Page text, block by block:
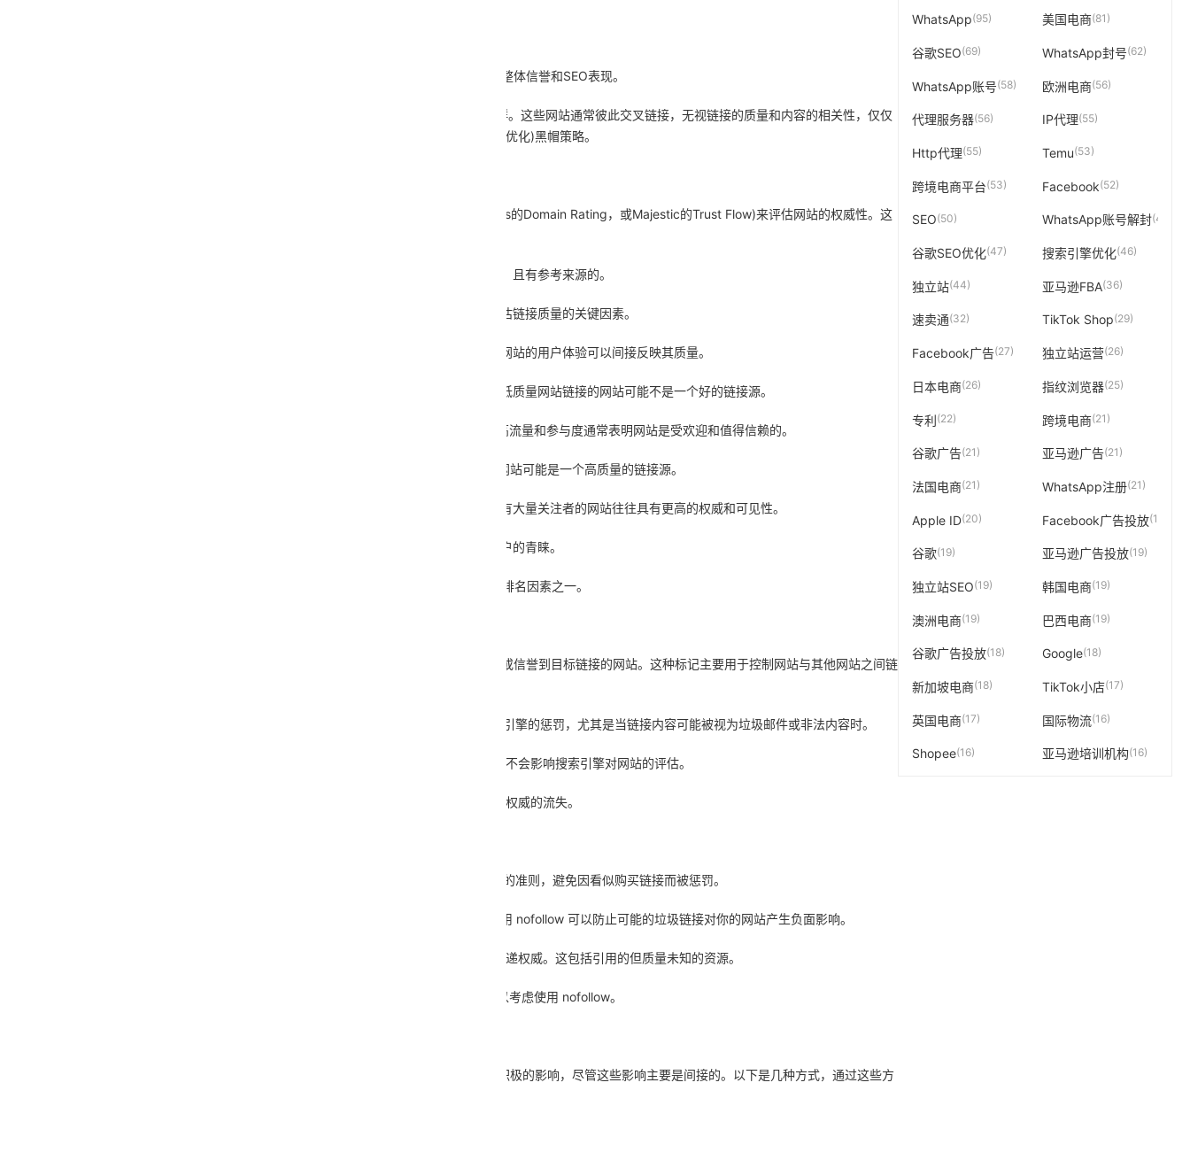
网站如果有过多的出站链接，可能会被搜索引擎视为链接农场的一部分，这会影响网站的整体信誉和SEO表现。
指那些存在主要目的是增加网站反向链接数量以提高搜索引擎排名的网站集群。这些网站通常彼此交叉链接，无视链接的质量和内容的相关性，仅仅
是为了操纵搜索引擎的结果。链接农场是一种被搜索引擎如谷歌明确禁止的SEO(搜索引擎优化)黑帽策略。
使用SEO工具(如Moz的Domain Authority，Ahrefs的Domain Rating，或Majestic的Trust Flow)来评估网站的权威性。这
审查网站的内容是否高质量、原创且相关。高质量的内容通常是详尽、准确、且有参考来源的。
评估潜在链接源的内容是否与你的网站主题相关。相关性是搜索引擎评估链接质量的关键因素。
查看网站是否提供良好的用户体验，包括设计、导航结构和页面加载速度。网站的用户体验可以间接反映其质量。
检查网站的链接配置，包括出站链接和反向链接的数量和质量。一个与许多低质量网站链接的网站可能不是一个好的链接源。
使用工具如SimilarWeb或Alexa来检查网站的流量和用户参与度。高流量和参与度通常表明网站是受欢迎和值得信赖的。
查看潜在链接源的搜索引擎排名。一个在多个相关关键词上排名良好的网站可能是一个高质量的链接源。
检查网站在社交媒体上的存在和活动。活跃在社交媒体上，并拥有大量关注者的网站往往具有更高的权威和可见性。
审查网站多久发布一次新内容。频繁更新内容的网站通常更受搜索引擎和用户的青睐。
确保网站使用HTTPS加密，这是网站安全的基本要求，并且也是Google排名因素之一。
在外部链接上使用 rel=”nofollow” 属性可以让网站所有者指示搜索引擎不要传递链接权重或信誉到目标链接的网站。这种标记主要用于控制网站与其他网站之间链
使用 nofollow 可以避免因链接到低质量或不相关的内容而受到搜索引擎的惩罚，尤其是当链接内容可能被视为垃圾邮件或非法内容时。
对于赞助链接或广告内容，使用 nofollow 可以确保这些商业性质的链接不会影响搜索引擎对网站的评估。
当你不想分享你的页面权威给其他网站时，使用 nofollow 可以阻止这种权威的流失。
对于所有赞助的链接或广告，应使用 nofollow 标签，以遵守谷歌等搜索引擎的准则，避免因看似购买链接而被惩罚。
对于论坛帖子、评论区或任何其他用户可以自由添加链接的地方，使用 nofollow 可以防止可能的垃圾链接对你的网站产生负面影响。
当链接到你没有完全控制或信任的内容时，使用 nofollow 可以避免传递权威。这包括引用的但质量未知的资源。
如果某些链接(如登录页、注册页等)对搜索引擎抓取和索引并不重要，可以考虑使用 nofollow。
链接到相关且权威的网站可以对搜索引擎机器人(通常称为搜索引擎爬虫或蜘蛛)产生几个积极的影响，尽管这些影响主要是间接的。以下是几种方式，通过这些方
WhatsApp(95) 美国电商(81)
谷歌SEO(69) WhatsApp封号(62)
WhatsApp账号(58) 欧洲电商(56)
代理服务器(56) IP代理(55)
Http代理(55) Temu(53)
跨境电商平台(53) Facebook(52)
SEO(50) WhatsApp账号解封(49)
谷歌SEO优化(47) 搜索引擎优化(46)
独立站(44) 亚马逊FBA(36)
速卖通(32) TikTok Shop(29)
Facebook广告(27) 独立站运营(26)
日本电商(26) 指纹浏览器(25)
专利(22) 跨境电商(21)
谷歌广告(21) 亚马逊广告(21)
法国电商(21) WhatsApp注册(21)
Apple ID(20) Facebook广告投放(19)
谷歌(19) 亚马逊广告投放(19)
独立站SEO(19) 韩国电商(19)
澳洲电商(19) 巴西电商(19)
谷歌广告投放(18) Google(18)
新加坡电商(18) TikTok小店(17)
英国电商(17) 国际物流(16)
Shopee(16) 亚马逊培训机构(16)